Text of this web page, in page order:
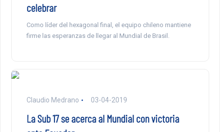
celebrar
Como líder del hexagonal final, el equipo chileno mantiene
firme las esperanzas de llegar al Mundial de Brasil.
Claudio Medrano 03-04-2019
La Sub 17 se acerca al Mundial con victoria